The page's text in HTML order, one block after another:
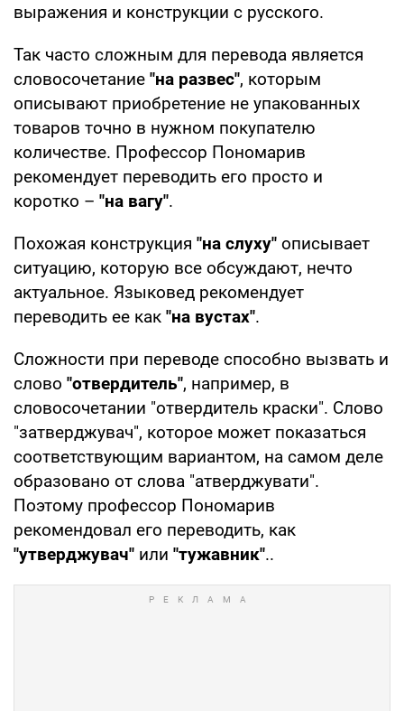
выражения и конструкции с русского.
Так часто сложным для перевода является
словосочетание "на развес", которым
описывают приобретение не упакованных
товаров точно в нужном покупателю
количестве. Профессор Пономарив
рекомендует переводить его просто и
коротко – "на вагу".
Похожая конструкция "на слуху" описывает
ситуацию, которую все обсуждают, нечто
актуальное. Языковед рекомендует
переводить ее как "на вустах".
Сложности при переводе способно вызвать и
слово "отвердитель", например, в
словосочетании "отвердитель краски". Слово
"затверджувач", которое может показаться
соответствующим вариантом, на самом деле
образовано от слова "атверджувати".
Поэтому профессор Пономарив
рекомендовал его переводить, как
"утверджувач" или "тужавник"..